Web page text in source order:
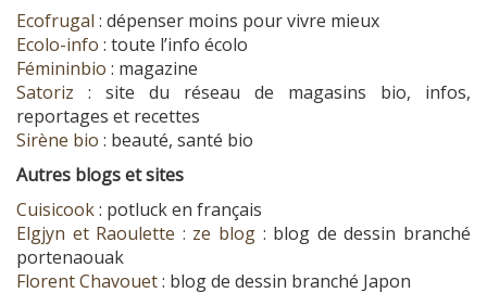
Ecofrugal : dépenser moins pour vivre mieux
Ecolo-info : toute l’info écolo
Fémininbio : magazine
Satoriz : site du réseau de magasins bio, infos,
reportages et recettes
Sirène bio : beauté, santé bio
Autres blogs et sites
Cuisicook: potluck en français
Elgjyn et Raoulette : ze blog : blog de dessin branché
portenaouak
Florent Chavouet: blog de dessin branché Japon